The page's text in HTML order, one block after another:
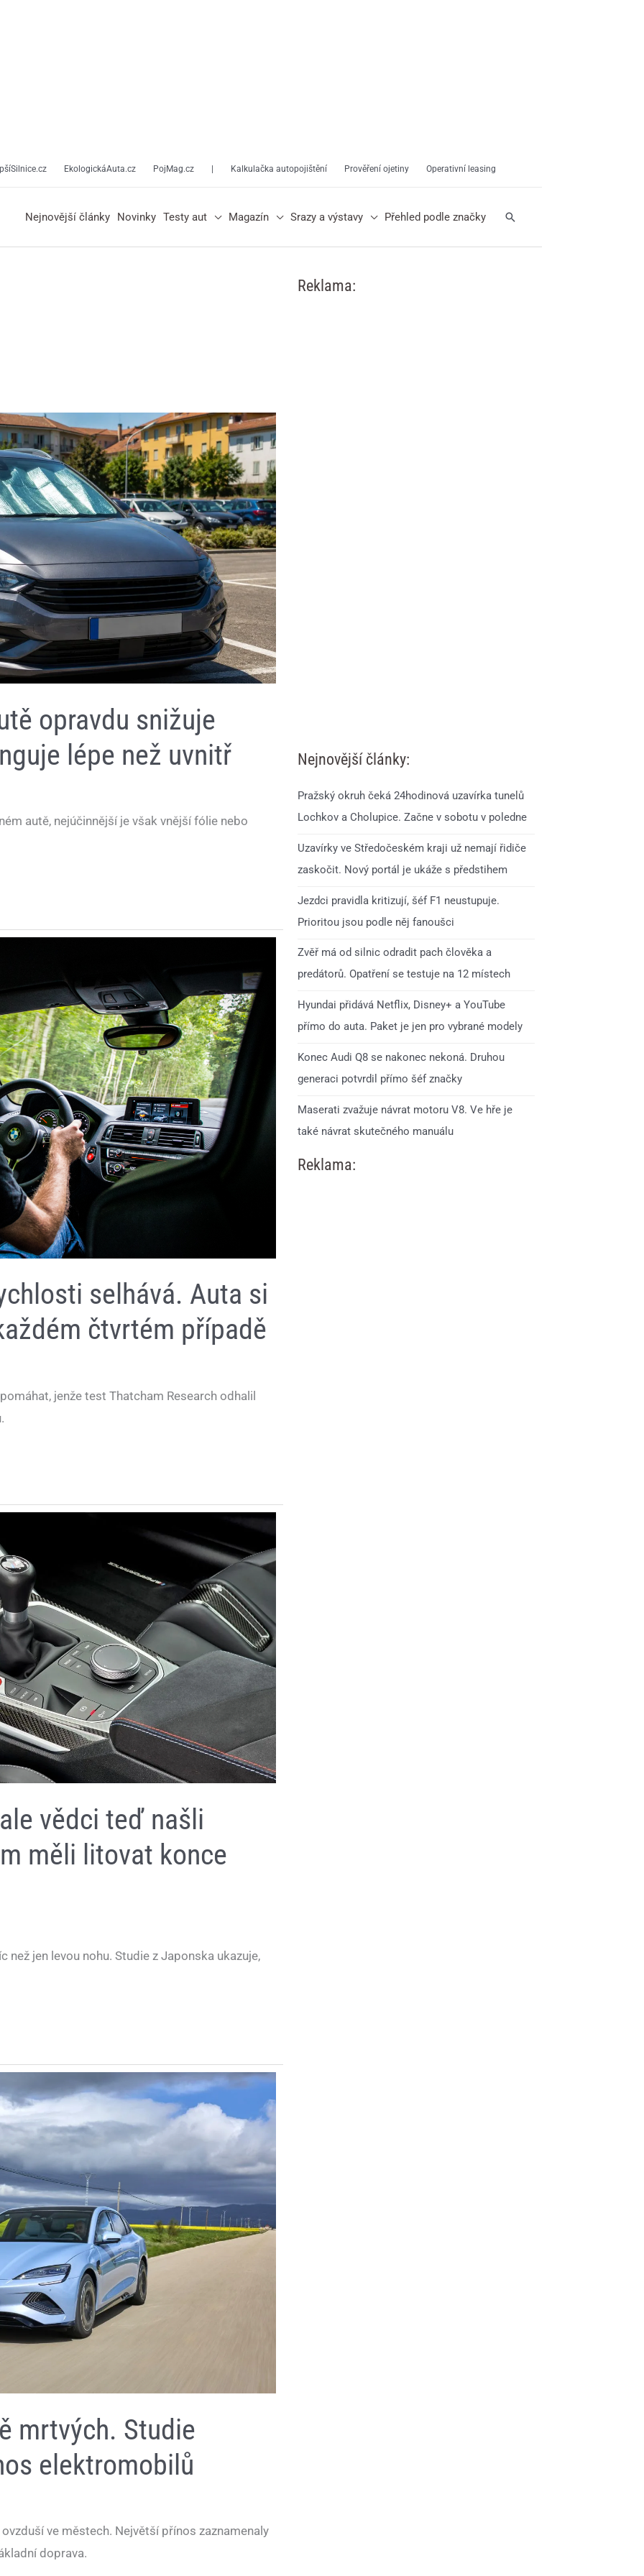
EkologickáAuta.cz PojMag.cz Kalkulačka autopojištění Prověření ojetiny Operativní leasing
Nejnovější články Novinky Testy aut Magazín Srazy a výstavy Přehled podle značky Hledat
opravdu snižuje
lépe než uvnitř
autě, nejúčinnější je však vnější fólie nebo
selhává. Auta si
čtvrtém případě
jenže test Thatcham Research odhalil
vědci teď našli
měli litovat konce
než jen levou nohu. Studie z Japonska ukazuje,
mrtvých. Studie
elektromobilů
ve městech. Největší přínos zaznamenaly
doprava.
Reklama:
Nejnovější články:
Pražský okruh čeká 24hodinová uzavírka tunelů
Lochkov a Cholupice. Začne v sobotu v poledne
Uzavírky ve Středočeském kraji už nemají řidiče
zaskočit. Nový portál je ukáže s předstihem
Jezdci pravidla kritizují, šéf F1 neustupuje.
Prioritou jsou podle něj fanoušci
Zvěř má od silnic odradit pach člověka a
predátorů. Opatření se testuje na 12 místech
Hyundai přidává Netflix, Disney+ a YouTube
přímo do auta. Paket je jen pro vybrané modely
Konec Audi Q8 se nakonec nekoná. Druhou
generaci potvrdil přímo šéf značky
Maserati zvažuje návrat motoru V8. Ve hře je
také návrat skutečného manuálu
Reklama: